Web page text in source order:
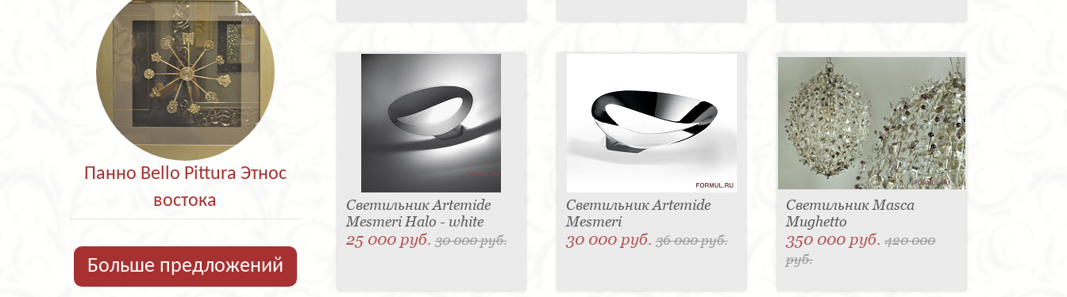
Панно Bello Pittura Этнос
востока
Больше предложений
Светильник Artemide
Mesmeri Halo - white
25 000 руб.30 000 руб.
Светильник Artemide
Mesmeri
30 000 руб. 36 000 руб.
Светильник Masca
Mughetto
350 000 руб.420 000
руб.